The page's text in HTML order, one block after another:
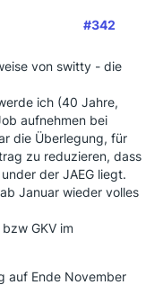
#342
von switty - die
ich (40 Jahre,
aufnehmen bei
die Überlegung, für
zu reduzieren, dass
der JAEG liegt.
Januar wieder volles
GKV im
auf Ende November